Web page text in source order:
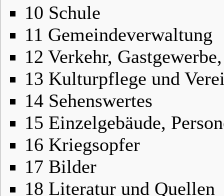
10 Schule
11 Gemeindeverwaltung
12 Verkehr,
13 Kulturpflege und
14 Sehenswertes
15 Einzelgebäude,
16 Kriegsopfer
17 Bilder
18 Literatur und Quellen